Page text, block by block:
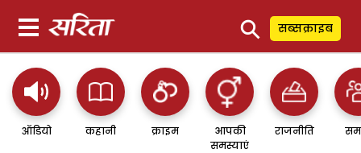
⚲ सब्सक्राइब
ऑडियो कहानी क्राइम
आपकी
समस्याएं
राजनीति